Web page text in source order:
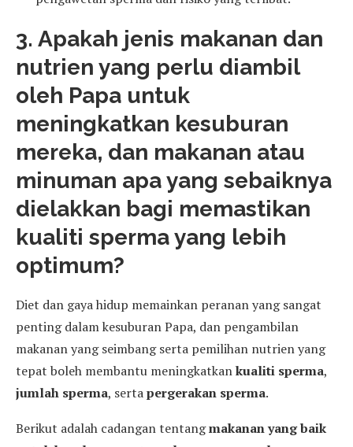
3. Apakah jenis makanan dan
nutrien yang perlu diambil
oleh Papa untuk
meningkatkan kesuburan
mereka, dan makanan atau
minuman apa yang sebaiknya
dielakkan bagi memastikan
kualiti sperma yang lebih
optimum?
Diet dan gaya hidup memainkan peranan yang sangat
penting dalam kesuburan Papa, dan pengambilan
makanan yang seimbang serta pemilihan nutrien yang
tepat boleh membantu meningkatkankualiti sperma,
jumlah sperma, sertapergerakan sperma.
Berikut adalah cadangan tentangmakanan yang baik